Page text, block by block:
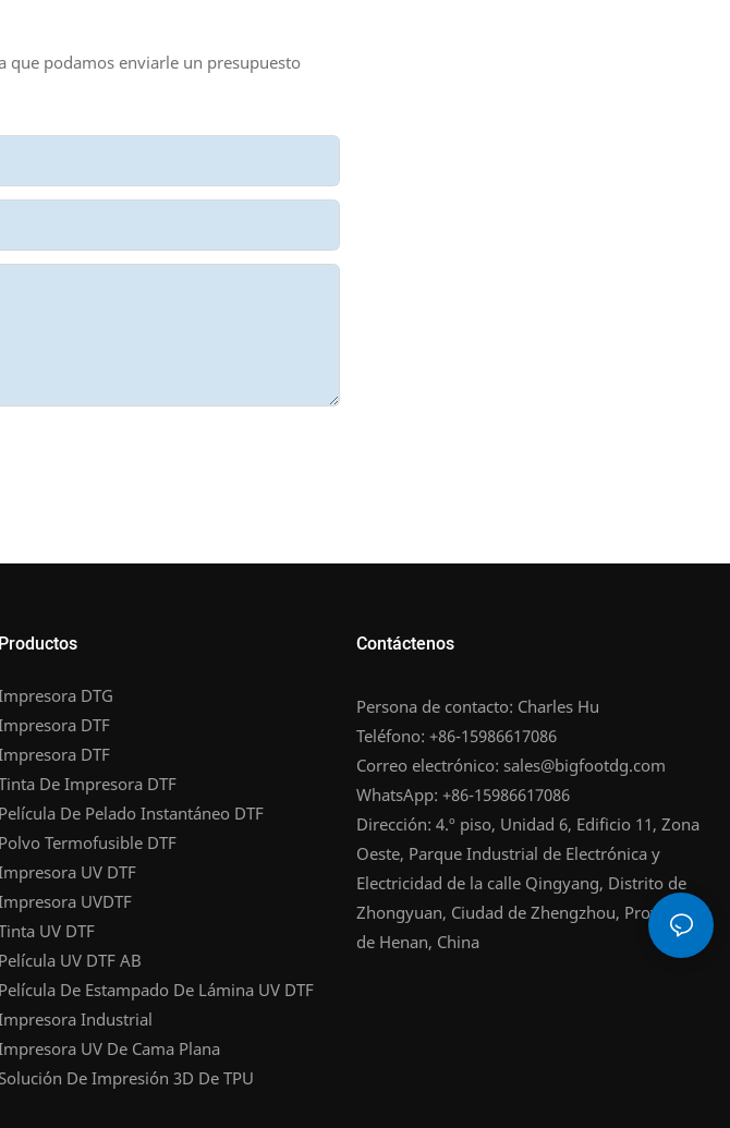
que podamos enviarle un presupuesto
Productos
DTG
DTF
DTF
De Impresora DTF
Película De Pelado Instantáneo DTF
Polvo Termofusible DTF
UV DTF
UVDTF
UV DTF
Película UV DTF AB
Película De Estampado De Lámina UV DTF
Industrial
UV De Cama Plana
De Impresión 3D De TPU
Contáctenos
Persona de contacto: Charles Hu
Teléfono: +86-15986617086
Correo electrónico: sales@bigfootdg.com
WhatsApp: +86-15986617086
Dirección: 4.º piso, Unidad 6, Edificio 11, Zona
Oeste, Parque Industrial de Electrónica y
Electricidad de la calle Qingyang, Distrito de
Zhongyuan, Ciudad de Zhengzhou, Provincia
de Henan, China